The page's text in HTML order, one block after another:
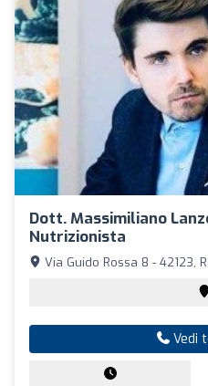
Dott. Massimiliano
Nutrizionista
Via Guido Rossa 8 - 42123,
Vedi